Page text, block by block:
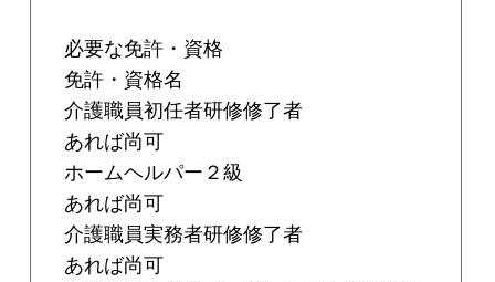
必要な免許・資格
免許・資格名
介護職員初任者研修修了者
あれば尚可
ホームヘルパー２級
あれば尚可
介護職員実務者研修修了者
あれば尚可